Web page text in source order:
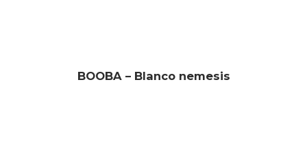
BOOBA – Blanco nemesis